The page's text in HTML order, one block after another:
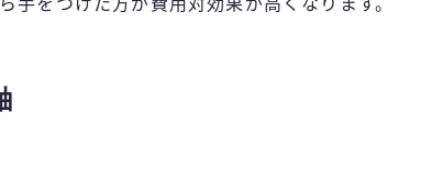
をつけた方が費用対効果が高くなります。